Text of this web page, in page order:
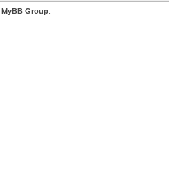
MyBB Group